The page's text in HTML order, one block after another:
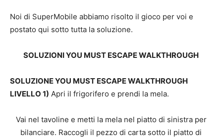
Noi di SuperMobile abbiamo risolto il gioco per voi e
postato qui sotto tutta la soluzione.
SOLUZIONI YOU MUST ESCAPE WALKTHROUGH
SOLUZIONE YOU MUST ESCAPE WALKTHROUGH
LIVELLO 1) Apri il frigorifero e prendi la mela.
Vai nel tavoline e metti la mela nel piatto di sinistra per
bilanciare. Raccogli il pezzo di carta sotto il piatto di